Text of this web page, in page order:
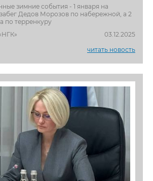
зимние события - 1 января на
Дедов Морозов по набережной, а 2
по терренкуру
03.12.2025
читать новость